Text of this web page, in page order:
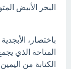
البحر الأبيض
باختصار،
الكتابة من